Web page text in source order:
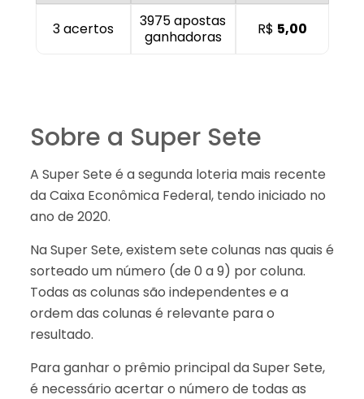
3 acertos
3975 apostas
ganhadoras
R$ 5,00
Sobre a Super Sete
A Super Sete é a segunda loteria mais recente
da Caixa Econômica Federal, tendo iniciado no
ano de 2020.
Na Super Sete, existem sete colunas nas quais é
sorteado um número (de 0 a 9) por coluna.
Todas as colunas são independentes e a
ordem das colunas é relevante para o
resultado.
Para ganhar o prêmio principal da Super Sete,
é necessário acertar o número de todas as